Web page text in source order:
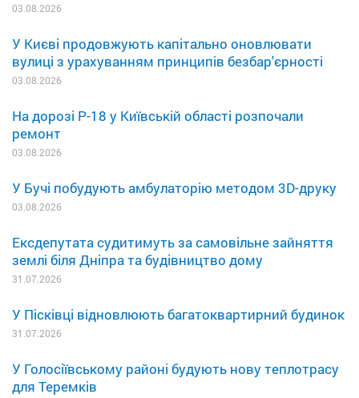
03.08.2026
У Києві продовжують капітально оновлювати
вулиці з урахуванням принципів безбар'єрності
03.08.2026
На дорозі Р-18 у Київській області розпочали
ремонт
03.08.2026
У Бучі побудують амбулаторію методом 3D-друку
03.08.2026
Ексдепутата судитимуть за самовільне зайняття
землі біля Дніпра та будівництво дому
31.07.2026
У Пісківці відновлюють багатоквартирний будинок
31.07.2026
У Голосіївському районі будують нову теплотрасу
для Теремків